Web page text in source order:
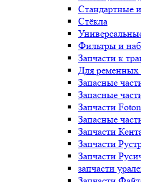
Стандартные
Стёкла
Фильтры и
Запчасти к
Для ременных
Запасные
Запасные
Запчасти
Запасные
Запчасти
Запчасти
Запчасти
запчасти